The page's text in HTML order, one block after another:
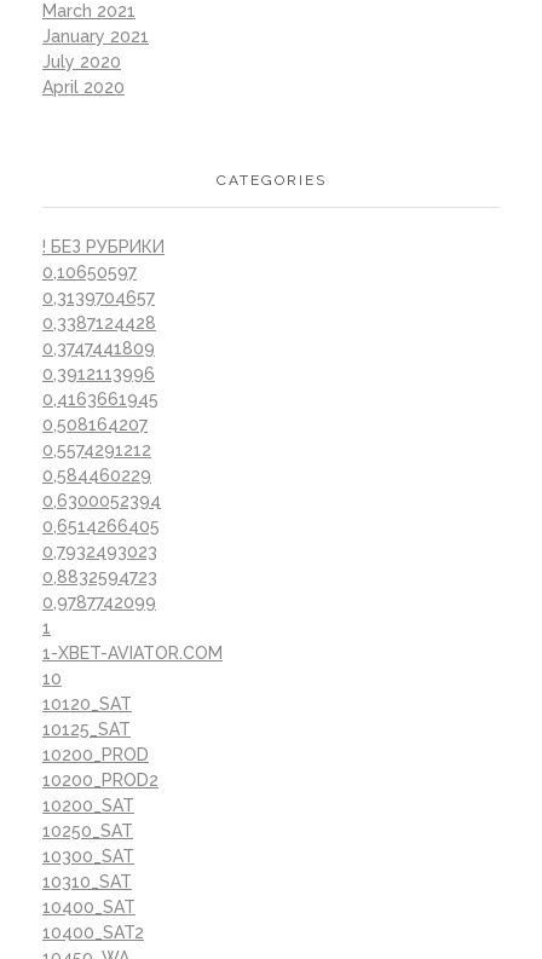
March 2021
January 2021
July 2020
April 2020
CATEGORIES
! БЕЗ РУБРИКИ
0,10650597
0,3139704657
0,3387124428
0,3747441809
0,3912113996
0,4163661945
0,508164207
0,5574291212
0,584460229
0,6300052394
0,6514266405
0,7932493023
0,8832594723
0,9787742099
1
1-XBET-AVIATOR.COM
10
10120_SAT
10125_SAT
10200_PROD
10200_PROD2
10200_SAT
10250_SAT
10300_SAT
10310_SAT
10400_SAT
10400_SAT2